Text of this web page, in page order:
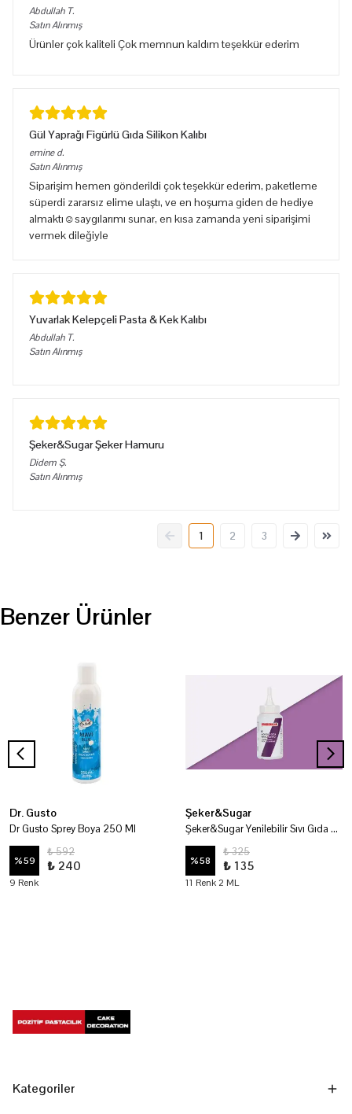
Abdullah T.
Satın Alınmış
Ürünler çok kaliteli Çok memnun kaldım teşekkür ederim
Gül Yaprağı Figürlü Gıda Silikon Kalıbı
emine d.
Satın Alınmış
Siparişim hemen gönderildi çok teşekkür ederim, paketleme
süperdi zararsız elime ulaştı, ve en hoşuma giden de hediye
almaktı☺️saygılarımı sunar, en kısa zamanda yeni siparişimi
vermek dileğiyle
Yuvarlak Kelepçeli Pasta & Kek Kalıbı
Abdullah T.
Satın Alınmış
Şeker&Sugar Şeker Hamuru
Didem Ş.
Satın Alınmış
1 2 3
Benzer Ürünler
Dr. Gusto
Dr Gusto Sprey Boya 250 Ml
%59
₺ 592
₺ 240
9 Renk
Şeker&Sugar
Şeker&Sugar Yenilebilir Sıvı Gıda Boyaları
%58
₺ 325
₺ 135
11 Renk 2 ML
Kategoriler